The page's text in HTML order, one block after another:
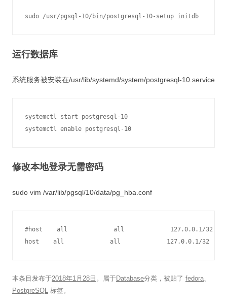
运行数据库
系统服务被安装在/usr/lib/systemd/system/postgresql-10.service
systemctl start postgresql-10
修改本地登录无需密码
sudo vim /var/lib/pgsql/10/data/pg_hba.conf
#host    all             all             127.0.0.1/32
本条目发布于2018年1月28日 。属于Database分类，被贴了 fedora
PostgreSQL 标签。